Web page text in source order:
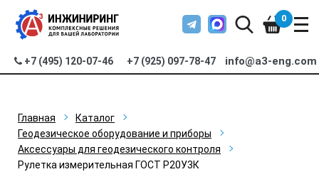
+7 (495) 120-07-46 +7 (925) 097-78-47 info@a3-eng.com
0
Главная
Каталог
Геодезическое оборудование и приборы
Аксессуары для геодезического контроля
Рулетка измерительная ГОСТ Р20У3К